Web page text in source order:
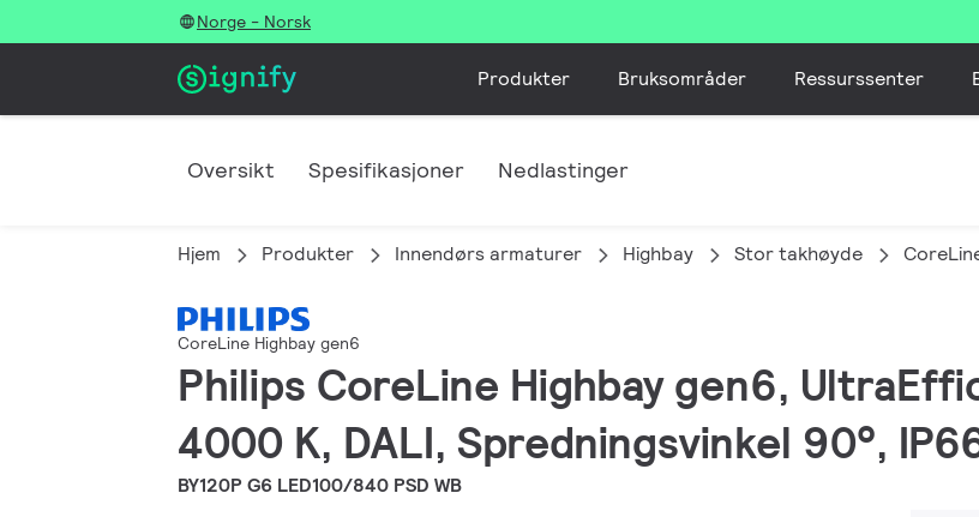
Norge - Norsk
Produkter Bruksområder Ressurssenter
Oversikt Spesifikasjoner Nedlastinger
Hjem Produkter Innendørs armaturer Highbay Stor takhøyde
CoreLine Highbay gen6
Philips CoreLine Highbay gen6,
4000 K, DALI, Spredningsvinkel 90°,
BY120P G6 LED100/840 PSD WB